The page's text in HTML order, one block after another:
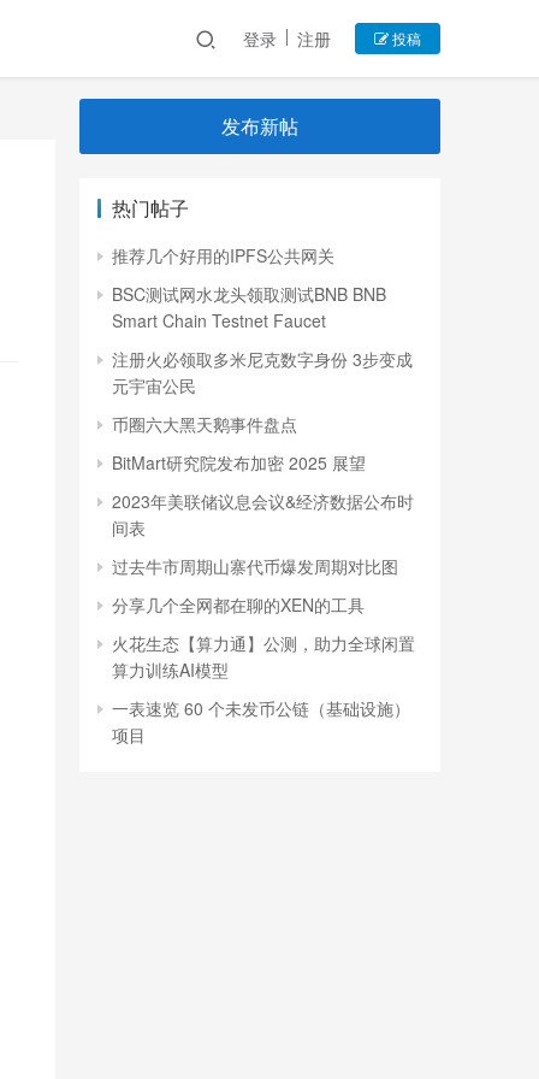
登录 注册 投稿
发布新帖
热门帖子
推荐几个好用的IPFS公共网关
BSC测试网水龙头领取测试BNB BNB
Smart Chain Testnet Faucet
注册火必领取多米尼克数字身份 3步变成
元宇宙公民
币圈六大黑天鹅事件盘点
BitMart研究院发布加密 2025 展望
2023年美联储议息会议&经济数据公布时
间表
过去牛市周期山寨代币爆发周期对比图
分享几个全网都在聊的XEN的工具
火花生态【算力通】公测，助力全球闲置
算力训练AI模型
一表速览 60 个未发币公链（基础设施）
项目